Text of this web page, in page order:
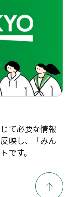
て必要な情報
映し、「みん
です。